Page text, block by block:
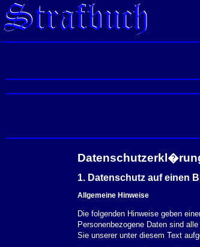
1. Datenschutz auf einen
Allgemeine Hinweise
Die folgenden Hinweise geben
Personenbezogene Daten sind
Sie unserer unter diesem Text